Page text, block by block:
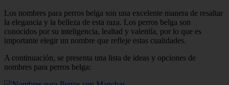
Los nombres para perros belga son una excelente manera de resaltar
la elegancia y la belleza de esta raza. Los perros belga son
conocidos por su inteligencia, lealtad y valentía, por lo que es
importante elegir un nombre que refleje estas cualidades.
A continuación, se presenta una lista de ideas y opciones de
nombres para perros belga: